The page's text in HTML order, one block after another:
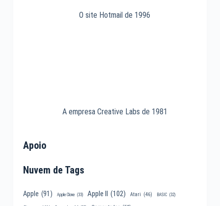
O site Hotmail de 1996
A empresa Creative Labs de 1981
Apoio
Nuvem de Tags
Apple (91) Apple Clone (33) Apple II (102) Atari (46) BASIC (32)